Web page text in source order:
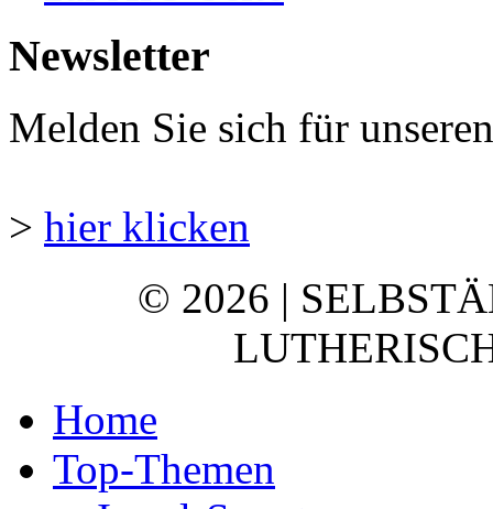
Newsletter
Melden Sie sich für
> hier klicken
© 2026 |
Home
Top-Themen